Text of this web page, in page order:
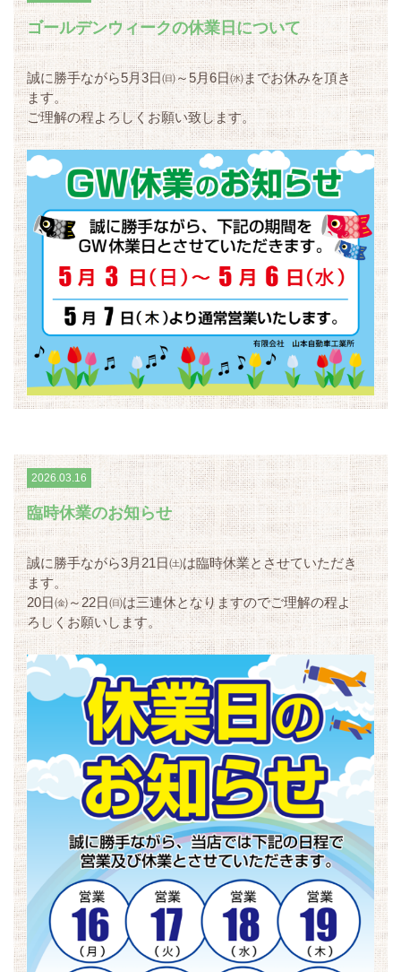
ゴールデンウィークの休業日について
誠に勝手ながら5月3日㈰～5月6日㈬までお休みを頂き
ます。
ご理解の程よろしくお願い致します。
2026.03.16
臨時休業のお知らせ
誠に勝手ながら3月21日㈯は臨時休業とさせていただき
ます。
20日㈮～22日㈰は三連休となりますのでご理解の程よ
ろしくお願いします。